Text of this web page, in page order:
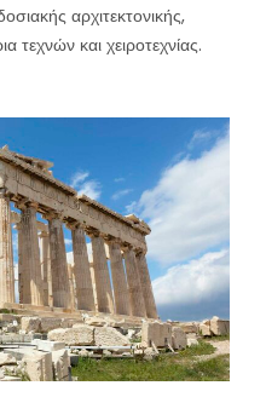
αρχιτεκτονικής,
τεχνών και χειροτεχνίας.